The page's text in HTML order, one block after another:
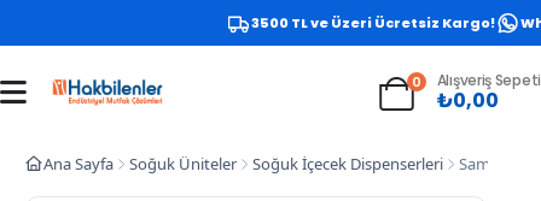
3500 TL ve Üzeri Ücretsiz Kargo!
0 Alışveriş Sepeti
₺0,00
Ana Sayfa Soğuk Üniteler Soğuk İçecek Dispenserleri Samixir